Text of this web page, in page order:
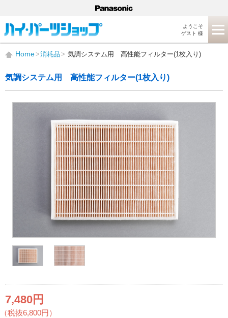
ようこそ
ゲスト 様
Home 消耗品 気調システム用 高性能フィルター(1枚入り)
気調システム用 高性能フィルター(1枚入り)
7,480円
（税抜6,800円）